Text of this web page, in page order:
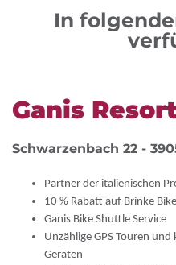
In
Ganis
Schwarzenbach 22 -
Partner der italienischen
10 % Rabatt auf Brinke
Ganis Bike Shuttle Service
Unzählige GPS Touren
Geräten